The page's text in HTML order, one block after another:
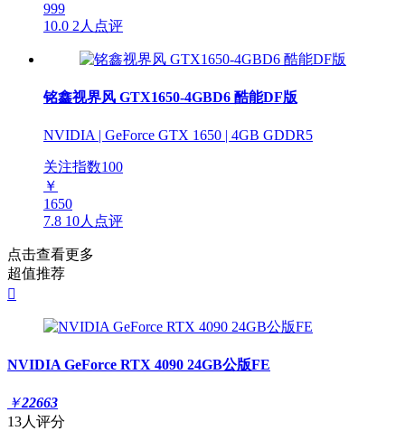
999
10.0 2人点评
铭鑫视界风 GTX1650-4GBD6 酷能DF版
NVIDIA | GeForce GTX 1650 | 4GB GDDR5
关注指数100
￥
1650
7.8 10人点评
点击查看更多
超值推荐

NVIDIA GeForce RTX 4090 24GB公版FE
￥22663
13人评分